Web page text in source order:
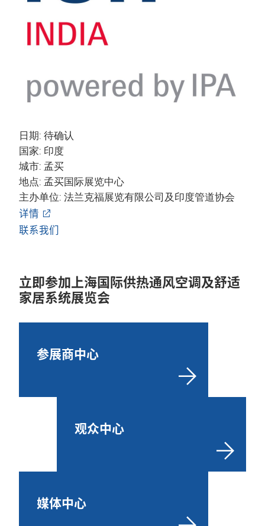
日期: 待确认
国家: 印度
城市: 孟买
地点: 孟买国际展览中心
主办单位: 法兰克福展览有限公司及印度管道协会
详情
联系我们
立即参加上海国际供热通风空调及舒适
家居系统展览会
参展商中心
观众中心
媒体中心